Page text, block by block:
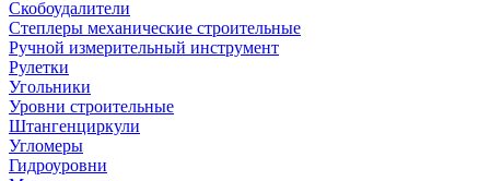
Скобоудалители
Степлеры механические строительные
Ручной измерительный инструмент
Рулетки
Угольники
Уровни строительные
Штангенциркули
Угломеры
Гидроуровни